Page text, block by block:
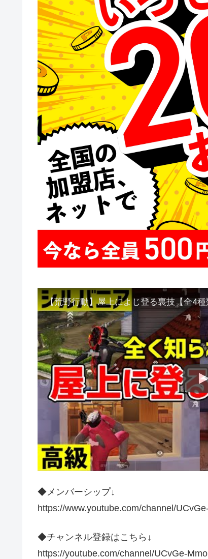
【荒野行動】屋上によじ登る裏技【全4種
◆メンバーシップ↓
https://www.youtube.com/channel/
◆チャンネル登録はこちら↓
https://youtube.com/channel/UCvGe-